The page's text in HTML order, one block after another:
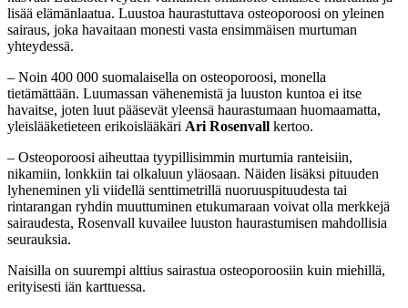
lisää elämänlaatua. Luustoa haurastuttava osteoporoosi on yleinen
sairaus, joka havaitaan monesti vasta ensimmäisen murtuman
yhteydessä.
– Noin 400 000 suomalaisella on osteoporoosi, monella
tietämättään. Luumassan vähenemistä ja luuston kuntoa ei itse
havaitse, joten luut pääsevät yleensä haurastumaan huomaamatta,
yleislääketieteen erikoislääkäri Ari Rosenvall kertoo.
– Osteoporoosi aiheuttaa tyypillisimmin murtumia ranteisiin,
nikamiin, lonkkiin tai olkaluun yläosaan. Näiden lisäksi pituuden
lyheneminen yli viidellä senttimetrillä nuoruuspituudesta tai
rintarangan ryhdin muuttuminen etukumaraan voivat olla merkkejä
sairaudesta, Rosenvall kuvailee luuston haurastumisen mahdollisia
seurauksia.
Naisilla on suurempi alttius sairastua osteoporoosiin kuin miehillä,
erityisesti iän karttuessa.